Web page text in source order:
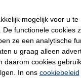
clip waaraan u
niet telkens omlaag te
geeft u de vrijheid om
mogelijk voor u
functionele cookies
ze een analytische
u graag alleen
daarom cookies
In ons cookiebeleid